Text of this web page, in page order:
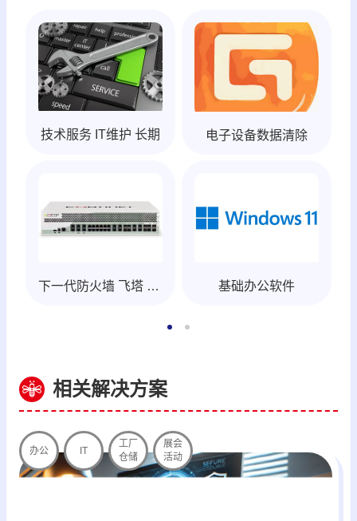
技术服务 IT维护 长期 电子设备数据清除
下一代防火墙 飞塔 Fortinet 基础办公软件
相关解决方案
办公 IT
工厂
仓储
展会
活动